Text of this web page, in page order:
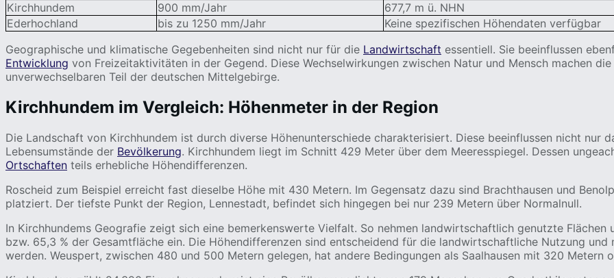
Kirchhundem
900 mm/Jahr
677,7 m ü. NHN
Ederhochland
bis zu 1250 mm/Jahr
Keine spezifischen Höhendaten verfügbar
Geographische und klimatische Gegebenheiten sind nicht nur für die Landwirtschaft essentiell. Sie beeinflussen
Entwicklung von Freizeitaktivitäten in der Gegend. Diese Wechselwirkungen zwischen Natur und Mensch machen die
unverwechselbaren Teil der deutschen Mittelgebirge.
Kirchhundem im Vergleich: Höhenmeter in der Region
Die Landschaft von Kirchhundem ist durch diverse Höhenunterschiede charakterisiert. Diese beeinflussen nicht nur
Lebensumstände der Bevölkerung. Kirchhundem liegt im Schnitt 429 Meter über dem Meeresspiegel. Dessen
Ortschaften teils erhebliche Höhendifferenzen.
Roscheid zum Beispiel erreicht fast dieselbe Höhe mit 430 Metern. Im Gegensatz dazu sind Brachthausen und
platziert. Der tiefste Punkt der Region, Lennestadt, befindet sich hingegen bei nur 239 Metern über Normalnull.
In Kirchhundems Geografie zeigt sich eine bemerkenswerte Vielfalt. So nehmen landwirtschaftlich genutzte Flächen
bzw. 65,3 % der Gesamtfläche ein. Die Höhendifferenzen sind entscheidend für die landwirtschaftliche Nutzung
werden. Weuspert, zwischen 480 und 500 Metern gelegen, hat andere Bedingungen als Saalhausen mit 320 Metern